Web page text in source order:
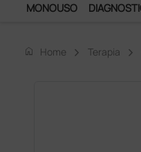
MONOUSO
home Home Terapia